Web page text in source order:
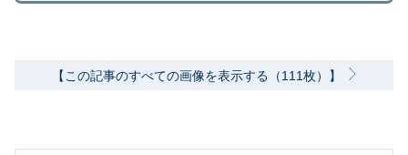
【この記事のすべての画像を表示する（111枚）】